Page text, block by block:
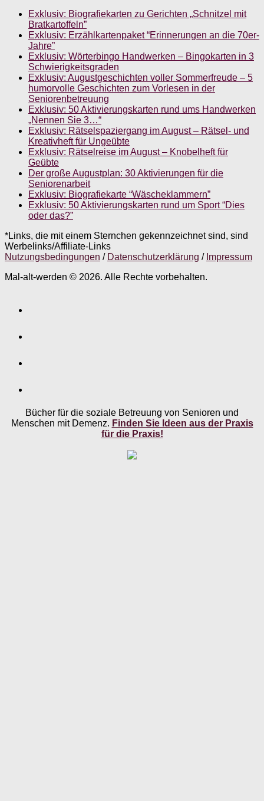
Exklusiv: Biografiekarten zu Gerichten „Schnitzel mit
Bratkartoffeln”
Exklusiv: Erzählkartenpaket “Erinnerungen an die 70er-
Jahre”
Exklusiv: Wörterbingo Handwerken – Bingokarten in 3
Schwierigkeitsgraden
Exklusiv: Augustgeschichten voller Sommerfreude – 5
humorvolle Geschichten zum Vorlesen in der
Seniorenbetreuung
Exklusiv: 50 Aktivierungskarten rund ums Handwerken
„Nennen Sie 3…“
Exklusiv: Rätselspaziergang im August – Rätsel- und
Kreativheft für Ungeübte
Exklusiv: Rätselreise im August – Knobelheft für
Geübte
Der große Augustplan: 30 Aktivierungen für die
Seniorenarbeit
Exklusiv: Biografiekarte “Wäscheklammern”
Exklusiv: 50 Aktivierungskarten rund um Sport “Dies
oder das?”
*Links, die mit einem Sternchen gekennzeichnet sind, sind
Werbelinks/Affiliate-Links
Nutzungsbedingungen / Datenschutzerklärung / Impressum
Mal-alt-werden © 2026. Alle Rechte vorbehalten.
Bücher für die soziale Betreuung von Senioren und
Menschen mit Demenz. Finden Sie Ideen aus der Praxis
für die Praxis!